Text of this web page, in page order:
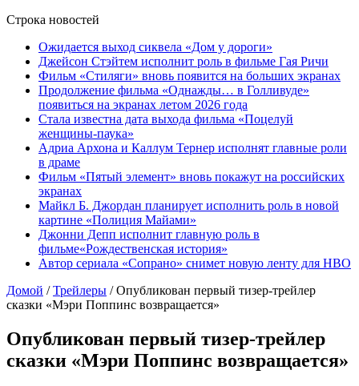
Строка новостей
Ожидается выход сиквела «Дом у дороги»
Джейсон Стэйтем исполнит роль в фильме Гая Ричи
Фильм «Стиляги» вновь появится на больших экранах
Продолжение фильма «Однажды… в Голливуде»
появиться на экранах летом 2026 года
Стала известна дата выхода фильма «Поцелуй
женщины-паука»
Адриа Архона и Каллум Тернер исполнят главные роли
в драме
Фильм «Пятый элемент» вновь покажут на российских
экранах
Майкл Б. Джордан планирует исполнить роль в новой
картине «Полиция Майами»
Джонни Депп исполнит главную роль в
фильме«Рождественская история»
Автор сериала «Сопрано» снимет новую ленту для HBO
Домой / Трейлеры / Опубликован первый тизер-трейлер
сказки «Мэри Поппинс возвращается»
Опубликован первый тизер-трейлер
сказки «Мэри Поппинс возвращается»